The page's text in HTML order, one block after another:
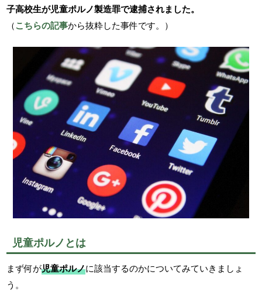
子高校生が児童ポルノ製造罪で逮捕されました。
（こちらの記事から抜粋した事件です。）
児童ポルノとは
まず何が児童ポルノに該当するのかについてみていきましょ
う。